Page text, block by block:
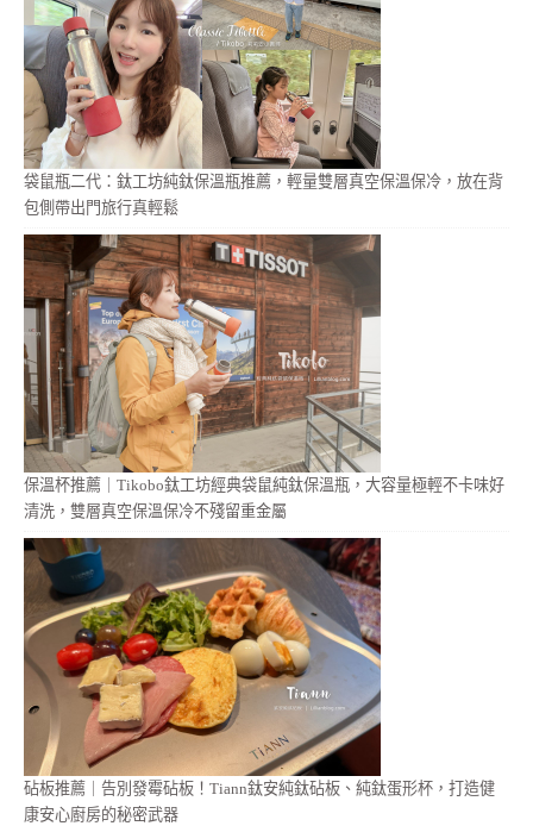
袋鼠瓶二代：鈦工坊純鈦保溫瓶推薦，輕量雙層真空保溫保冷，放在背
包側帶出門旅行真輕鬆
保溫杯推薦｜Tikobo鈦工坊經典袋鼠純鈦保溫瓶，大容量極輕不卡味好
清洗，雙層真空保溫保冷不殘留重金屬
砧板推薦｜告別發霉砧板！Tiann鈦安純鈦砧板、純鈦蛋形杯，打造健
康安心廚房的秘密武器